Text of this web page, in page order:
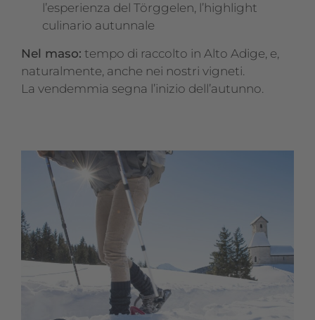
l’esperienza del Törggelen, l’highlight
culinario autunnale
Nel maso: tempo di raccolto in Alto Adige, e,
naturalmente, anche nei nostri vigneti.
La vendemmia segna l’inizio dell’autunno.